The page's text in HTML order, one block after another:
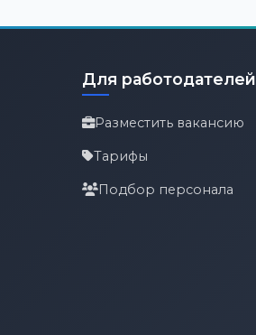
Для работодателей
Разместить вакансию
Тарифы
Подбор персонала